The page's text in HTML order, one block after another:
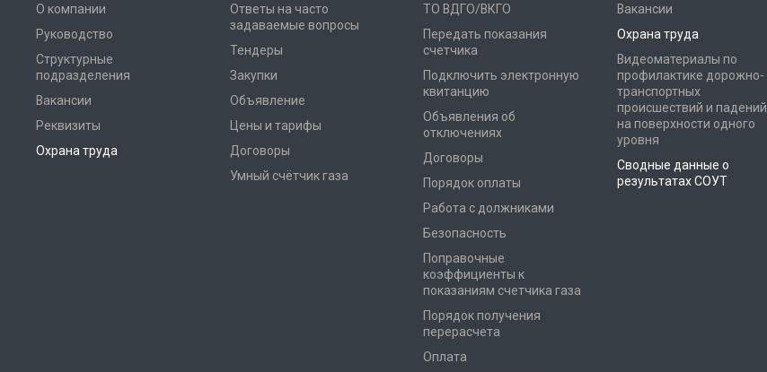
О компании
Руководство
Структурные
подразделения
Вакансии
Реквизиты
Охрана труда
Ответы на часто
задаваемые вопросы
Тендеры
Закупки
Объявление
Цены и тарифы
Договоры
Умный счётчик газа
ТО ВДГО/ВКГО
Передать показания
счетчика
Подключить электронную
квитанцию
Объявления об
отключениях
Договоры
Порядок оплаты
Работа с должниками
Безопасность
Поправочные
коэффициенты к
показаниям счетчика газа
Порядок получения
перерасчета
Оплата
Вакансии
Охрана труда
Видеоматериалы по
профилактике дорожно-
транспортных
происшествий и падений
на поверхности одного
уровня
Сводные данные о
результатах СОУТ